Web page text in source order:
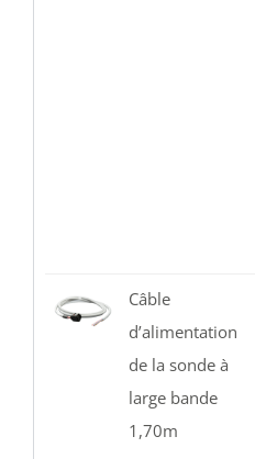
Câble
d’alimentation
de la sonde à
large bande
1,70m